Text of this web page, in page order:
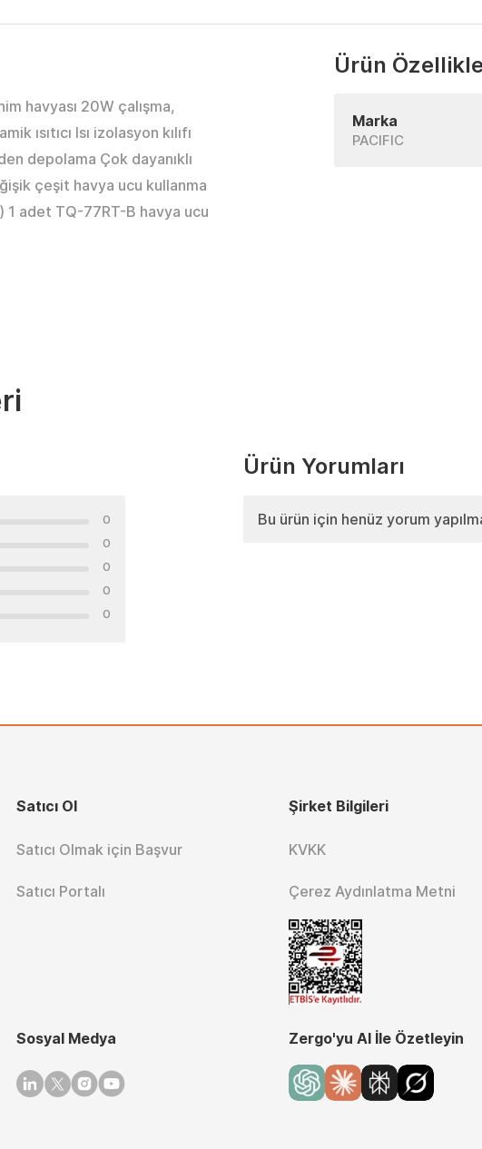
havyası 20W çalışma,
ısıtıcı Isı izolasyon kılıfı
depolama Çok dayanıklı
çeşit havya ucu kullanma
adet TQ-77RT-B havya ucu
Ürün
Marka
PACIFIC
0
0
0
0
0
Ürün Yorumları
Bu ürün için henüz yorum
Satıcı Ol
Satıcı Olmak için Başvur
Satıcı Portalı
Şirket Bilgileri
KVKK
Çerez Aydınlatma Metni
Sosyal Medya
Linkedin
TwitterInstagram
Youtube
Zergo'yu AI İle Özetleyin